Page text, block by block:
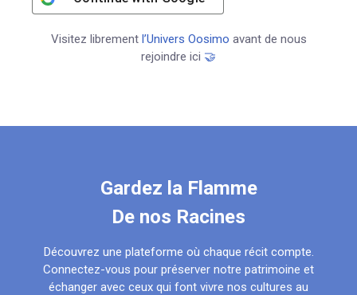
Gardez la Flamme
De nos Racines
Découvrez une plateforme où chaque récit compte.
Connectez-vous pour préserver notre patrimoine et
échanger avec ceux qui font vivre nos cultures au
Visitez librement l’Univers Oosimo avant de nous
rejoindre ici 🤝